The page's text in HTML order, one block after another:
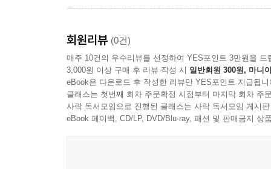
하였다. 한편, 2장 유기화합물의 분리 및 정제에서
회원리뷰 (0건)
매주 10건의 우수리뷰를 선정하여 YES포인트 3만원을 드
3,000원 이상 구매 후 리뷰 작성 시 일반회원 300원, 마니
eBook은 다운로드 후 작성한 리뷰만 YES포인트 지급됩니
클래스는 첫번째 회차 주문확정 시점부터 마지막 회차 주
사락 독서모임으로 진행된 클래스는 사락 독서모임 게시
eBook 페이백, CD/LP, DVD/Blu-ray, 패션 및 판매금지 상